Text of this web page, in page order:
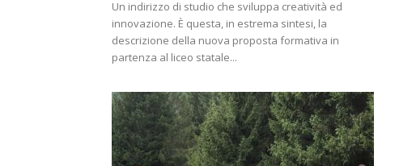
Un indirizzo di studio che sviluppa creatività ed
innovazione. È questa, in estrema sintesi, la
descrizione della nuova proposta formativa in
partenza al liceo statale...